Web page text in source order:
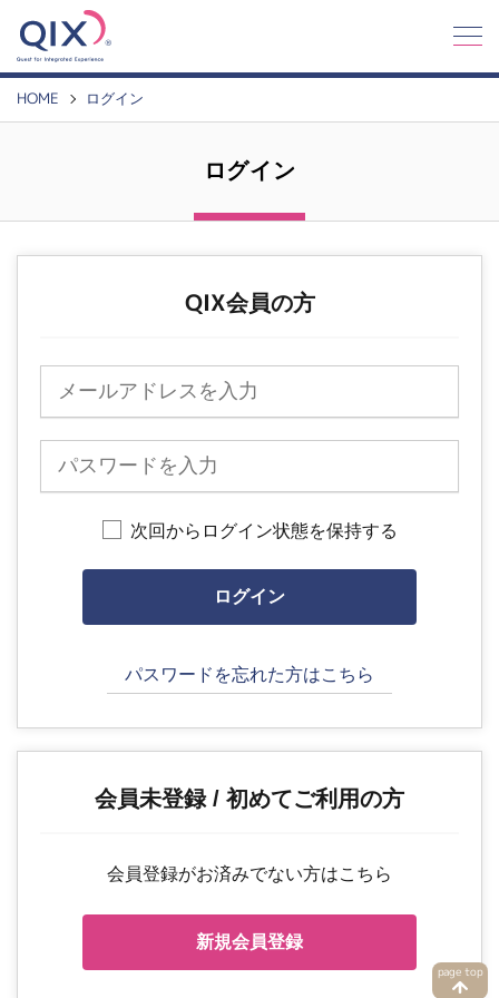
Q
X
HOME
ログイン
ログイン
QIX会員の方
次回からログイン状態を保持する
パスワードを忘れた方はこちら
会員未登録 / 初めてご利用の方
会員登録がお済みでない方はこちら
新規会員登録
page top